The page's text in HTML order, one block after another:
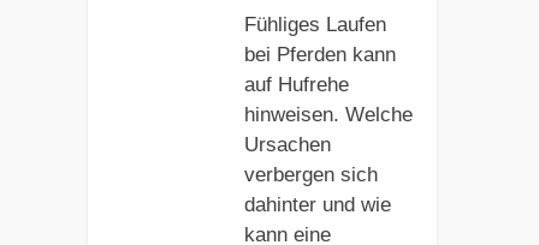
Fühliges Laufen
bei Pferden kann
auf Hufrehe
hinweisen. Welche
Ursachen
verbergen sich
dahinter und wie
kann eine